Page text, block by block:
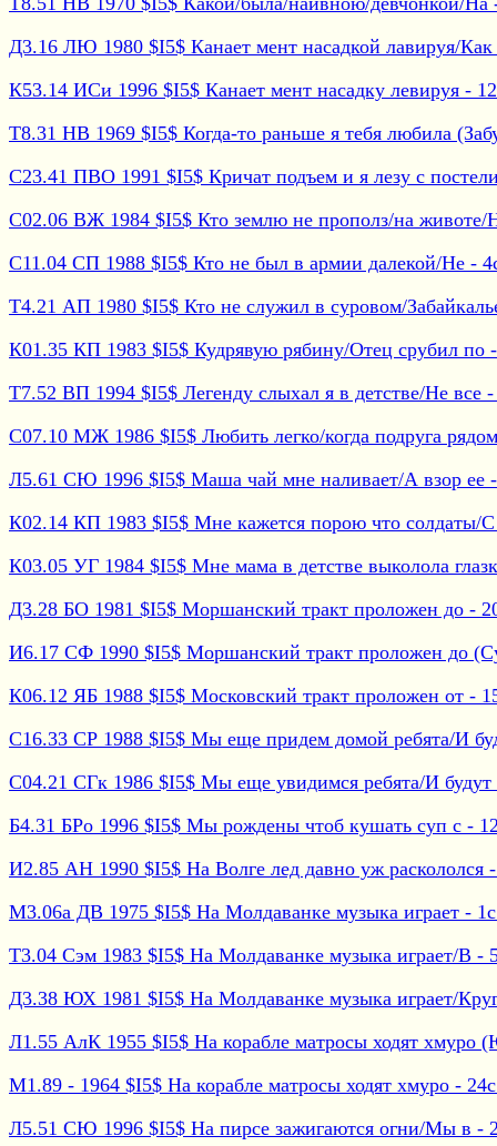
Д3.16 ЛЮ 1980 $I5$ Канает мент насадкой лавируя/
К53.14 ИСи 1996 $I5$ Канает мент насадку левируя -
Т8.31 НВ 1969 $I5$ Когда-то раньше я тебя любила
С23.41 ПВО 1991 $I5$ Кричат подъем и я лезу с
С02.06 ВЖ 1984 $I5$ Кто землю не прополз/на животе/
С11.04 СП 1988 $I5$ Кто не был в армии далекой/Не -
Т4.21 АП 1980 $I5$ Кто не служил в суровом/
К01.35 КП 1983 $I5$ Кудрявую рябину/Отец срубил по
Т7.52 ВП 1994 $I5$ Легенду слыхал я в детстве/Не все
С07.10 МЖ 1986 $I5$ Любить легко/когда подруга
Л5.61 СЮ 1996 $I5$ Маша чай мне наливает/А взор ее -
К02.14 КП 1983 $I5$ Мне кажется порою что солдаты/
К03.05 УГ 1984 $I5$ Мне мама в детстве выколола
Д3.28 БО 1981 $I5$ Моршанский тракт проложен до -
И6.17 СФ 1990 $I5$ Моршанский тракт проложен до
К06.12 ЯБ 1988 $I5$ Московский тракт проложен от -
С16.33 СР 1988 $I5$ Мы еще придем домой ребята/И
С04.21 СГк 1986 $I5$ Мы еще увидимся ребята/И будут
Б4.31 БРо 1996 $I5$ Мы рождены чтоб кушать суп с -
И2.85 АН 1990 $I5$ На Волге лед давно уж раскололся
М3.06а ДВ 1975 $I5$ На Молдаванке музыка играет -
Т3.04 Сэм 1983 $I5$ На Молдаванке музыка играет/В -
Д3.38 ЮХ 1981 $I5$ На Молдаванке музыка играет/
Л1.55 АлК 1955 $I5$ На корабле матросы ходят хмуро
М1.89 - 1964 $I5$ На корабле матросы ходят хмуро -
Л5.51 СЮ 1996 $I5$ На пирсе зажигаются огни/Мы в -